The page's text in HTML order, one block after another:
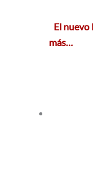
El nuevo
más…